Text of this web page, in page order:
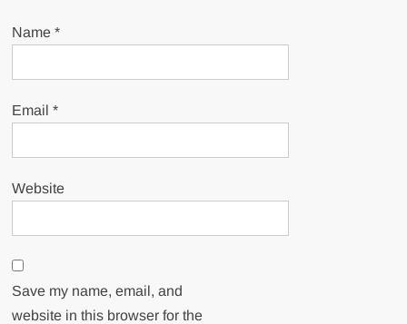
Name*
Email*
Website
Save my name, email, and
website in this browser for the